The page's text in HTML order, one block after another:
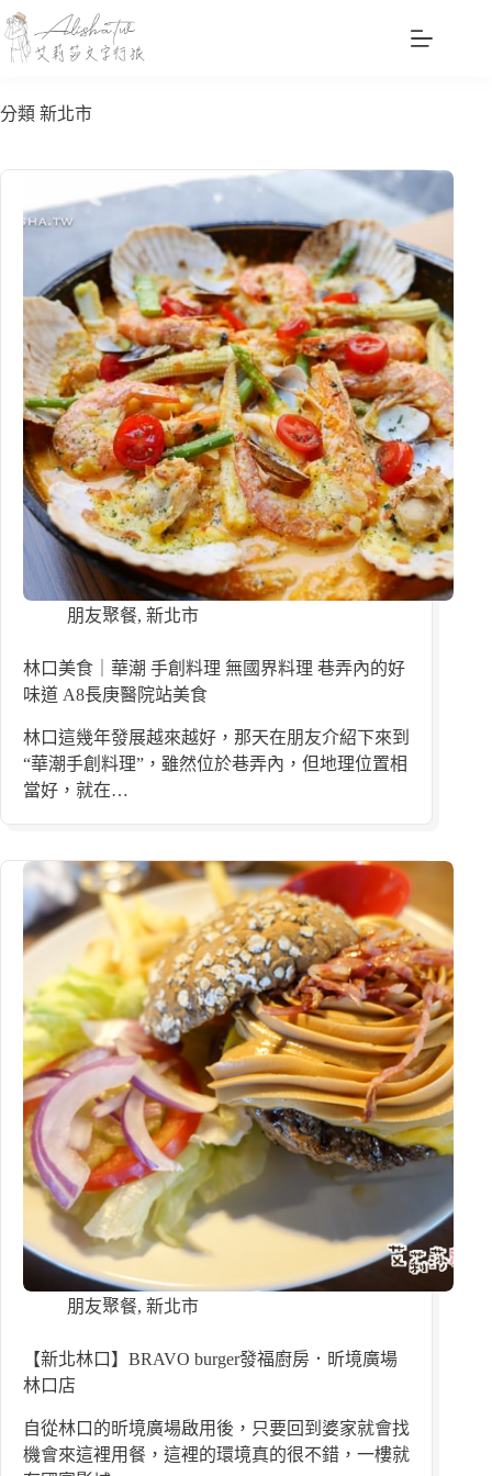
跳
至
主
內
分類 新北市
朋友聚餐, 新北市
林口美食｜華潮 手創料理 無國界料理 巷弄內的好
味道 A8長庚醫院站美食
林口這幾年發展越來越好，那天在朋友介紹下來到
“華潮手創料理”，雖然位於巷弄內，但地理位置相
當好，就在…
朋友聚餐, 新北市
【新北林口】BRAVO burger發福廚房．昕境廣場
林口店
自從林口的昕境廣場啟用後，只要回到婆家就會找
機會來這裡用餐，這裡的環境真的很不錯，一樓就